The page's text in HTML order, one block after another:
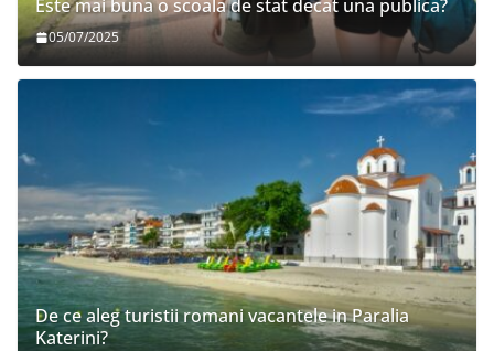
Este mai buna o scoala de stat decat una publica?
05/07/2025
De ce aleg turistii romani vacantele in Paralia
Katerini?